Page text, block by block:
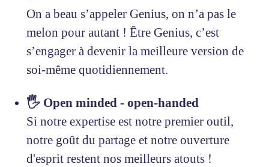
On a beau s’appeler Genius, on n’a pas le
melon pour autant ! Être Genius, c’est
s’engager à devenir la meilleure version de
soi-même quotidiennement.
🖐 Open minded - open-handed
Si notre expertise est notre premier outil,
notre goût du partage et notre ouverture
d'esprit restent nos meilleurs atouts !